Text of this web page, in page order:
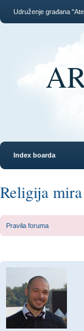
Udruženje građana
Index boarda
Religija mira
Pravila foruma